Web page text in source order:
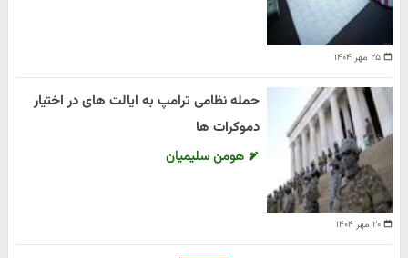
۲۵ مهر ۱۴۰۴
۲۰ مهر ۱۴۰۴
حمله نظامی ترامپ به ایالت های در اختیار
دموکرات ها
هومن سلیمیان